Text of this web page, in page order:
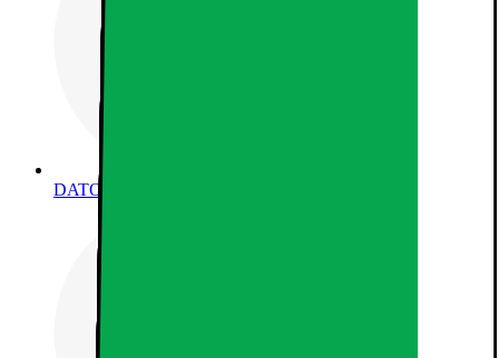
DATORER & KONTOR